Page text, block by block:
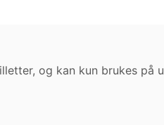
og kan kun brukes på